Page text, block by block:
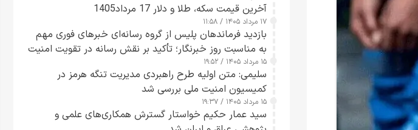
آخرین قیمت سکه، طلا و دلار 17 مرداد1405
۱۷ مرداد ۱۴۰۵ / ۱۱:۵۸
بازدید فرماندهان پلیس از گروه رسانه‌ای خبرهای فوری مهم
به مناسبت روز خبرنگار؛ تأکید بر نقش رسانه در تقویت امنیت
و اعتماد عمومی
۱۵ مرداد ۱۴۰۵ / ۱۹:۵۲
سلیمی: متن اولیه طرح راهبردی مدیریت تنگه هرمز در
کمیسیون امنیت ملی بررسی شد
۱۵ مرداد ۱۴۰۵ / ۱۹:۳۷
سید عمار حکیم خواستار گسترش همکاری‌های علمی و